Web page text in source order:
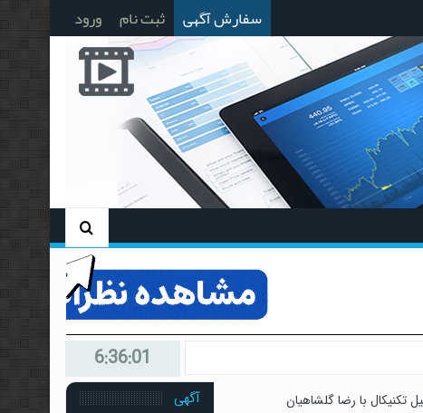
سفارش آگهی ثبت نام ورود
6:36:02
تکنیکال با رضا گلشاهیان آگهی